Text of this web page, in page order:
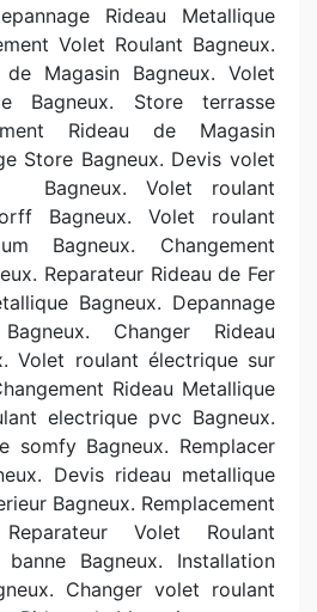
Rideau Metallique
Volet Roulant Bagneux.
de Magasin Bagneux. Volet
Bagneux. Store terrasse
Rideau de Magasin
Store Bagneux. Devis volet
Bagneux. Volet roulant
Bagneux. Volet roulant
Bagneux. Changement
Reparateur Rideau de Fer
Bagneux. Depannage
Changer Rideau
Volet roulant électrique sur
Rideau Metallique
electrique pvc Bagneux.
somfy Bagneux. Remplacer
Devis rideau metallique
Bagneux. Remplacement
Volet Roulant
Bagneux. Installation
Changer volet roulant